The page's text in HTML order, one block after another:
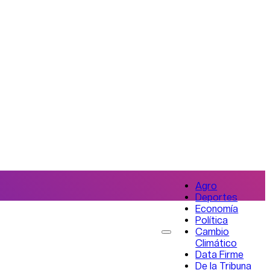
Agro
Deportes
Economía
Política
Cambio
Climático
Data Firme
De la Tribuna